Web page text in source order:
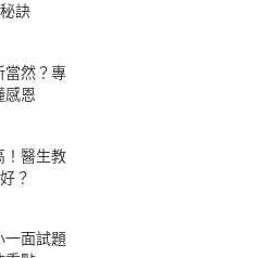
訣
當然？專
感恩
！醫生教
？
一面試題